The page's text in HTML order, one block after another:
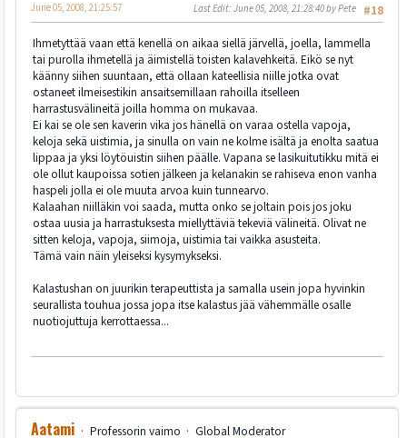
#18
June 05, 2008, 21:25:57 Last Edit: June 05, 2008, 21:28:40 by Pete
Ihmetyttää vaan että kenellä on aikaa siellä järvellä, joella, lammella
tai purolla ihmetellä ja äimistellä toisten kalavehkeitä. Eikö se nyt
käänny siihen suuntaan, että ollaan kateellisia niille jotka ovat
ostaneet ilmeisestikin ansaitsemillaan rahoilla itselleen
harrastusvälineitä joilla homma on mukavaa.
Ei kai se ole sen kaverin vika jos hänellä on varaa ostella vapoja,
keloja sekä uistimia, ja sinulla on vain ne kolme isältä ja enolta saatua
lippaa ja yksi löytöuistin siihen päälle. Vapana se lasikuitutikku mitä ei
ole ollut kaupoissa sotien jälkeen ja kelanakin se rahiseva enon vanha
haspeli jolla ei ole muuta arvoa kuin tunnearvo.
Kalaahan niilläkin voi saada, mutta onko se joltain pois jos joku
ostaa uusia ja harrastuksesta miellyttäviä tekeviä välineitä. Olivat ne
sitten keloja, vapoja, siimoja, uistimia tai vaikka asusteita.
Tämä vain näin yleiseksi kysymykseksi.
Kalastushan on juurikin terapeuttista ja samalla usein jopa hyvinkin
seurallista touhua jossa jopa itse kalastus jää vähemmälle osalle
nuotiojuttuja kerrottaessa...
Aatami Professorin vaimo Global Moderator